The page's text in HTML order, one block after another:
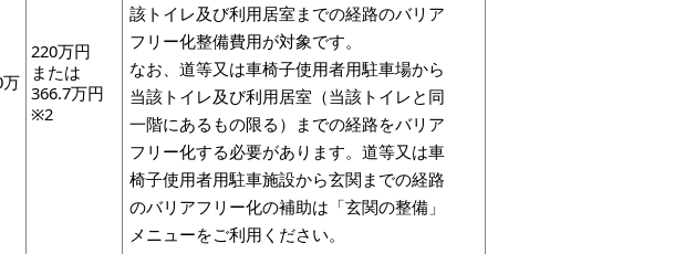
万
220万円
または
366.7万円
※2
該トイレ及び利用居室までの経路のバリア
フリー化整備費用が対象です。
なお、道等又は車椅子使用者用駐車場から
当該トイレ及び利用居室（当該トイレと同
一階にあるもの限る）までの経路をバリア
フリー化する必要があります。道等又は車
椅子使用者用駐車施設から玄関までの経路
のバリアフリー化の補助は「玄関の整備」
メニューをご利用ください。